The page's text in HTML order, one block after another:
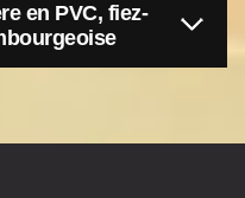
en PVC, fiez-